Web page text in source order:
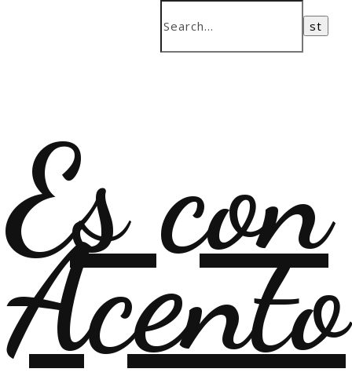
Es con
Acento